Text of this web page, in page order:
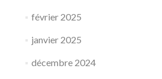
février 2025
janvier 2025
décembre 2024